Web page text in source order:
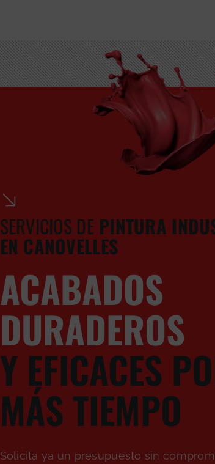
SERVICIOS DE PINTURA
EN CANOVELLES
ACABADOS
DURADEROS
Y EFICACES
MÁS TIEMPO
Solicita ya un presupuesto sin
GRATUITA